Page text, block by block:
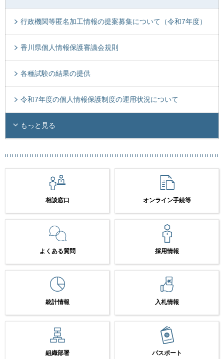
行政機関等匿名加工情報の提案募集について（令和7年度）
香川県個人情報保護審議会規則
各種試験の結果の提供
令和7年度の個人情報保護制度の運用状況について
もっと見る
相談窓口 オンライン手続等
よくある質問 採用情報
統計情報 入札情報
組織部署 パスポート